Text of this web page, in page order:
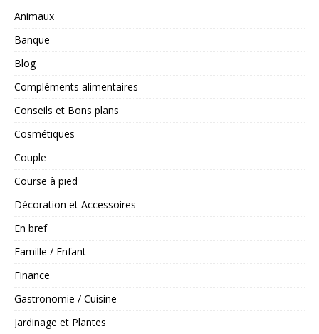
Animaux
Banque
Blog
Compléments alimentaires
Conseils et Bons plans
Cosmétiques
Couple
Course à pied
Décoration et Accessoires
En bref
Famille / Enfant
Finance
Gastronomie / Cuisine
Jardinage et Plantes